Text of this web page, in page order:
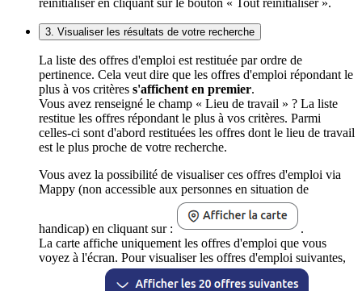
3. Visualiser les résultats de votre recherche
La liste des offres d'emploi est restituée par ordre de
pertinence. Cela veut dire que les offres d'emploi répondant le
plus à vos critères s'affichent en premier.
Vous avez renseigné le champ « Lieu de travail » ? La liste
restitue les offres répondant le plus à vos critères. Parmi
celles-ci sont d'abord restituées les offres dont le lieu de travail
est le plus proche de votre recherche.
Vous avez la possibilité de visualiser ces offres d'emploi via
Mappy (non accessible aux personnes en situation de
handicap) en cliquant sur :
.
La carte affiche uniquement les offres d'emploi que vous
voyez à l'écran. Pour visualiser les offres d'emploi suivantes,